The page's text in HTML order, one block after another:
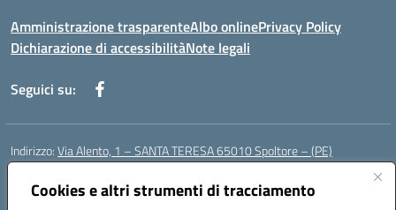
Cookies e altri strumenti di tracciamento
Amministrazione trasparenteAlbo onlinePrivacy Policy
Dichiarazione di accessibilitàNote legali
Seguici su:
Indirizzo:Via Alento, 1 – SANTA TERESA 65010 Spoltore – (PE)
Centralino:
Posta elettronica certificata (PEC):peee052003@pec.istruzione.it